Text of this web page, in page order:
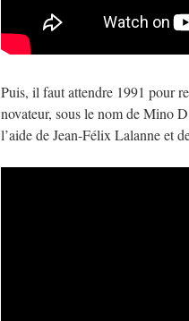
Puis, il faut attendre 1991 pour
novateur, sous le nom de Mino
l’aide de Jean-Félix Lalanne et